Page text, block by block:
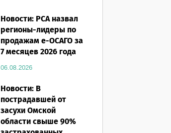
06.08.2026
Новости: РСА назвал
регионы-лидеры по
продажам е-ОСАГО за
7 месяцев 2026 года
06.08.2026
Новости: В
пострадавшей от
засухи Омской
области свыше 90%